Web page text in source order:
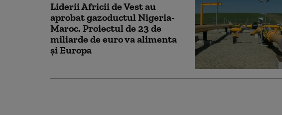
Liderii Africii de Vest au
aprobat gazoductul Nigeria-
Maroc. Proiectul de 23 de
miliarde de euro va alimenta
și Europa